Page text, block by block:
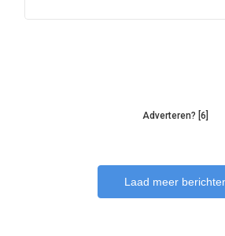
Adverteren? [6]
Laad meer